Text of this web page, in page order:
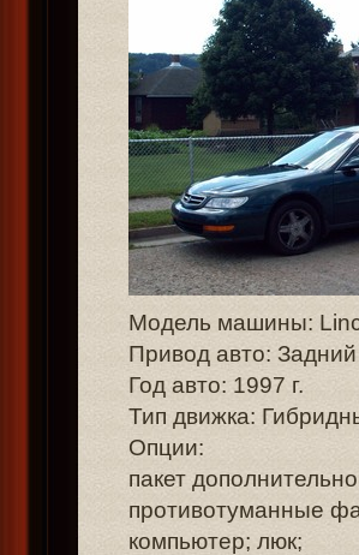
Модель машины:
Привод авто: Задний
Год авто: 1997 г.
Тип движка:
Опции:
пакет
противотуманные
компьютер; люк;